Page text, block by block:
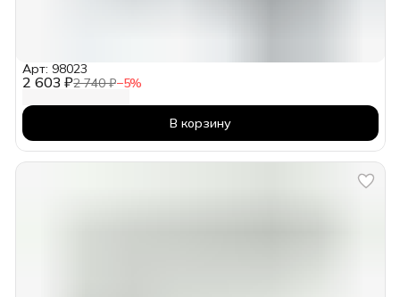
2 603 ₽2 740 ₽−5%
Арт: 98023
В корзину